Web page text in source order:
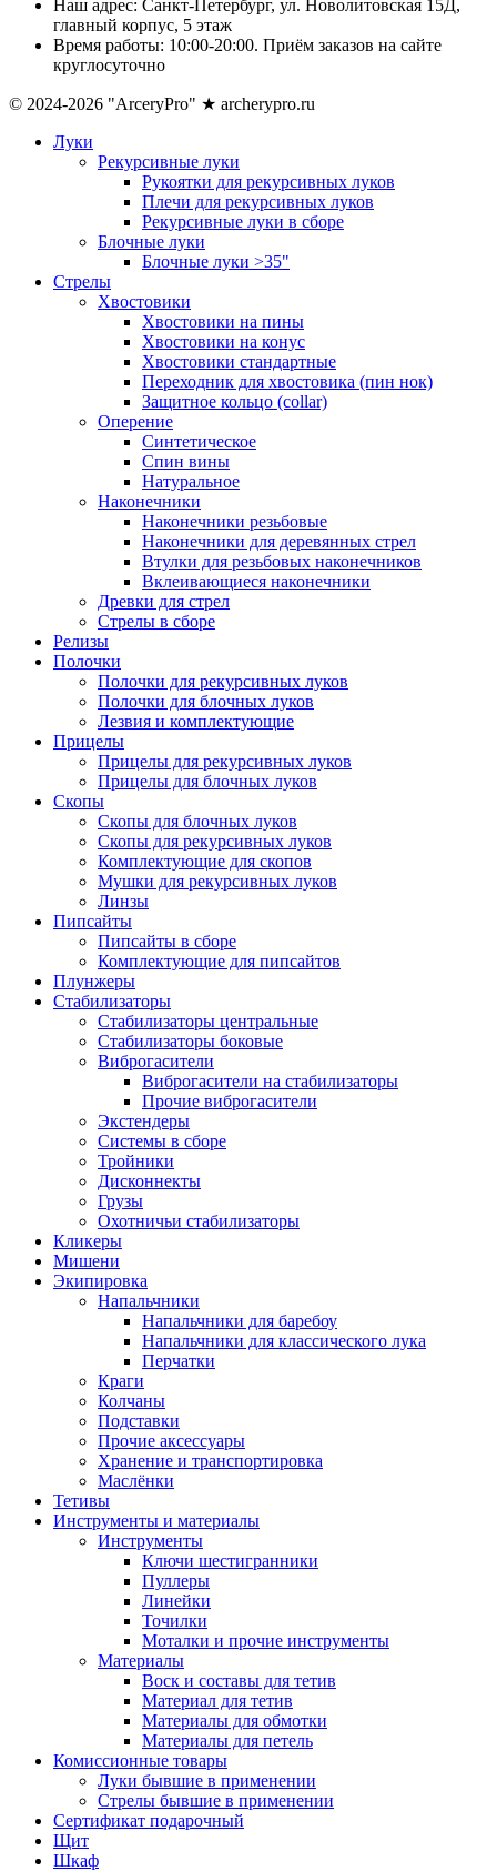
Наш адрес: Санкт-Петербург, ул. Новолитовская 15Д,
главный корпус, 5 этаж
Время работы: 10:00-20:00. Приём заказов на сайте
круглосуточно
© 2024-2026 "ArceryPro" ★ archerypro.ru
Луки
Рекурсивные луки
Рукоятки для рекурсивных луков
Плечи для рекурсивных луков
Рекурсивные луки в сборе
Блочные луки
Блочные луки >35"
Стрелы
Хвостовики
Хвостовики на пины
Хвостовики на конус
Хвостовики стандартные
Переходник для хвостовика (пин нок)
Защитное кольцо (collar)
Оперение
Синтетическое
Спин вины
Натуральное
Наконечники
Наконечники резьбовые
Наконечники для деревянных стрел
Втулки для резьбовых наконечников
Вклеивающиеся наконечники
Древки для стрел
Стрелы в сборе
Релизы
Полочки
Полочки для рекурсивных луков
Полочки для блочных луков
Лезвия и комплектующие
Прицелы
Прицелы для рекурсивных луков
Прицелы для блочных луков
Скопы
Скопы для блочных луков
Скопы для рекурсивных луков
Комплектующие для скопов
Мушки для рекурсивных луков
Линзы
Пипсайты
Пипсайты в сборе
Комплектующие для пипсайтов
Плунжеры
Стабилизаторы
Стабилизаторы центральные
Стабилизаторы боковые
Виброгасители
Виброгасители на стабилизаторы
Прочие виброгасители
Экстендеры
Системы в сборе
Тройники
Дисконнекты
Грузы
Охотничьи стабилизаторы
Кликеры
Мишени
Экипировка
Напальчники
Напальчники для баребоу
Напальчники для классического лука
Перчатки
Краги
Колчаны
Подставки
Прочие аксессуары
Хранение и транспортировка
Маслёнки
Тетивы
Инструменты и материалы
Инструменты
Ключи шестигранники
Пуллеры
Линейки
Точилки
Моталки и прочие инструменты
Материалы
Воск и составы для тетив
Материал для тетив
Материалы для обмотки
Материалы для петель
Комиссионные товары
Луки бывшие в применении
Стрелы бывшие в применении
Сертификат подарочный
Щит
Шкаф